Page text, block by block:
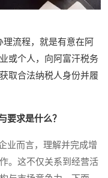
流程，就是有意在阿
或个人，向阿富汗税务
取合法纳税人身份并履
要求是什么？
而言，理解并完成增
。这不仅关系到经营活